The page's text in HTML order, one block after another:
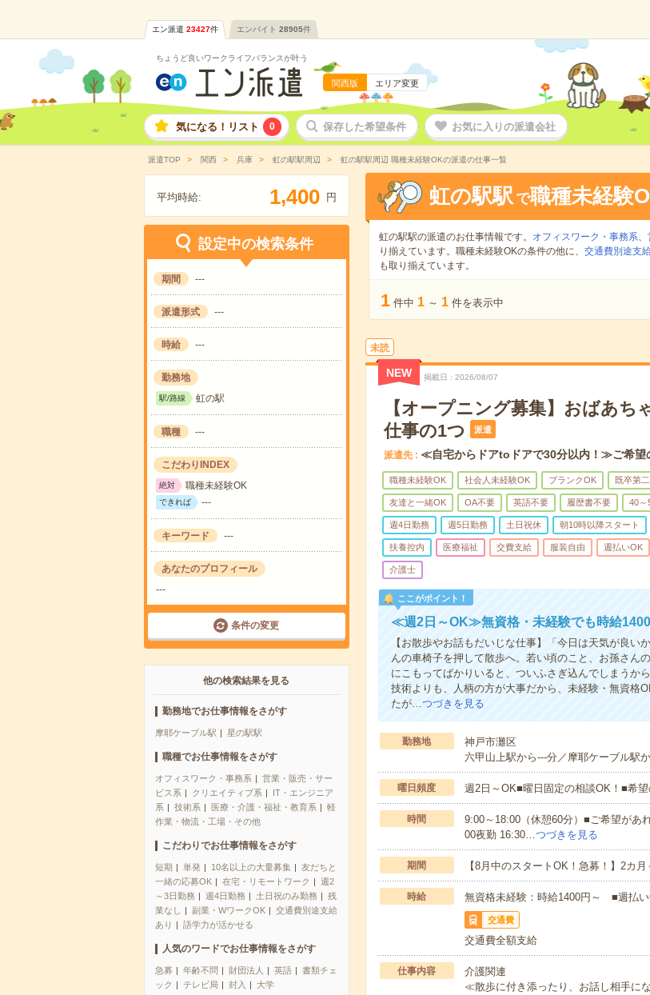
エン派遣 23427件 エンバイト 28905件
ちょうど良いワークライフバランスが叶う
関西版 エリア変更
気になる！リスト 0 保存した希望条件 お気に入りの派遣会社
派遣TOP 関西 兵庫 虹の駅駅周辺 虹の駅駅周辺 職種未経験OKの派遣の仕事一覧
平均時給: 1,400 円
設定中の検索条件
期間 ---
派遣形式 ---
時給 ---
勤務地
駅/路線 虹の駅
職種 ---
こだわりINDEX
絶対 職種未経験OK
できれば ---
キーワード ---
あなたのプロフィール
---
条件の変更
他の検索結果を見る
勤務地でお仕事情報をさがす
摩耶ケーブル駅 星の駅駅
職種でお仕事情報をさがす
オフィスワーク・事務系
営業・販売・サー
ビス系
クリエイティブ系
IT・エンジニア
系
技術系 医療・介護・福祉・教育系
軽
作業・物流・工場・その他
こだわりでお仕事情報をさがす
短期 単発 10名以上の大量募集
友だちと
一緒の応募OK
在宅・リモートワーク
週2
～3日勤務
週4日勤務 土日祝のみ勤務
残
業なし
副業・WワークOK
交通費別途支給
あり
語学力が活かせる
人気のワードでお仕事情報をさがす
急募 年齢不問 財団法人 英語
書類チェ
ック
テレビ局 封入 大学
虹の駅駅 で職種未経験
虹の駅駅の派遣のお仕事情報です。 オフィスワーク・事務系、
り揃えています。職種未経験OKの条件の他に、 交通費別途支
も取り揃えています。
1 件中 1 ～ 1 件を表示中
未読
NEW 掲載日 2026/08/07
【オープニング募集】おばあち
仕事の1つ
派遣
派遣先 ≪自宅からドアtoドアで30分以内！≫ご希望
職種未経験OK 社会人未経験OK ブランクOK 既卒第
友達と一緒OK OA不要 英語不要 履歴書不要 40～
週4日勤務 週5日勤務 土日祝休 朝10時以降スタート
扶養控内 医療福祉 交費支給 服装自由 週払いOK
介護士
ここがポイント！
≪週2日～OK≫無資格・未経験でも時給1400
【お散歩やお話もだいじな仕事】「今日は天気が良
んの車椅子を押して散歩へ。若い頃のこと、お孫さん
にこもってばかりいると、ついふさぎ込んでしまうか
技術よりも、人柄の方が大事だから、未経験・無資格
たが…つづきを見る
勤務地
神戸市灘区
六甲山上駅から---分／摩耶ケーブル駅
曜日頻度 週2日～OK■曜日固定の相談OK！■希
時間
9:00～18:00（休憩60分）■ご希望があ
00夜勤 16:30…つづきを見る
期間 【8月中のスタートOK！急募！】2カ
時給 無資格未経験：時給1400円～ ■週払
交通費
交通費全額支給
仕事内容
介護関連
≪散歩に付き添ったり、お話し相手に